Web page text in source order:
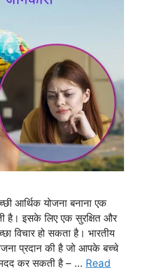
आर्थिक योजना बनाना एक
है। इसके लिए एक सुरक्षित और
विचार हो सकता है। भारतीय
प्रदान की है जो आपके बच्चे
मदद कर सकती है – … Read